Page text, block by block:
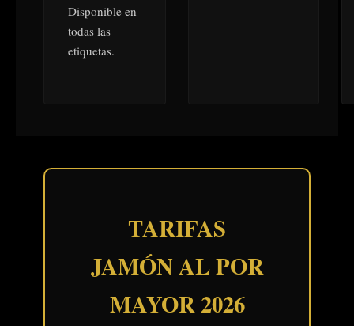
Disponible en
todas las
etiquetas.
TARIFAS
JAMÓN AL POR
MAYOR 2026